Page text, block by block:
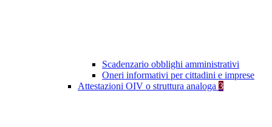
Scadenzario obblighi amministrativi
Oneri informativi per cittadini e imprese
Attestazioni OIV o struttura analoga 3